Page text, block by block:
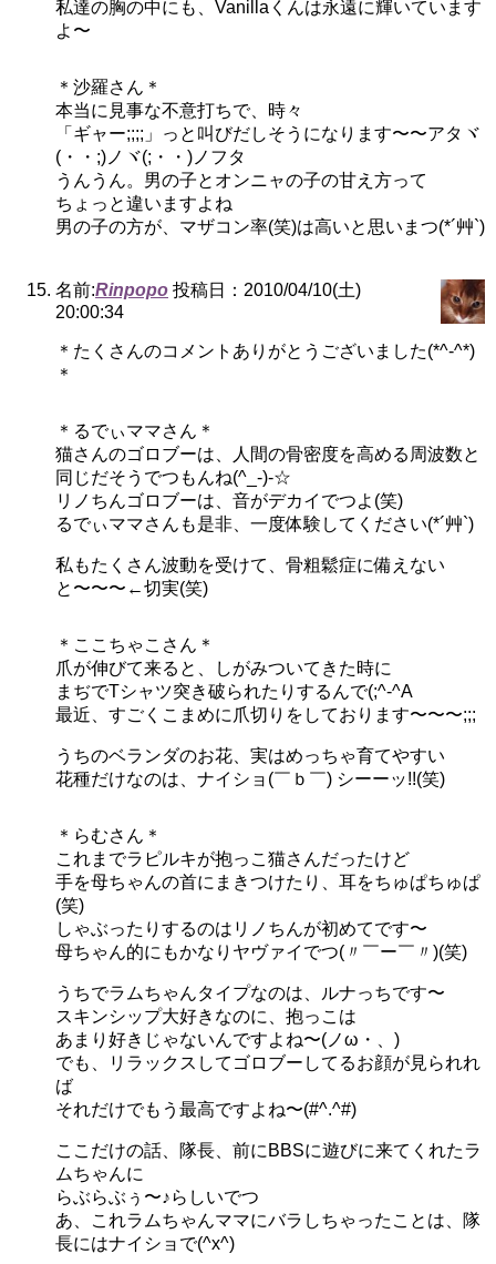
私達の胸の中にも、Vanillaくんは永遠に輝いています
よ〜
＊沙羅さん＊
本当に見事な不意打ちで、時々
「ギャー;;;;」っと叫びだしそうになります〜〜アタヾ
(・・;)ノヾ(;・・)ノフタ
うんうん。男の子とオンニャの子の甘え方って
ちょっと違いますよね
男の子の方が、マザコン率(笑)は高いと思いまつ(*´艸`)
名前:Rinpopo 投稿日：2010/04/10(土)
20:00:34
＊たくさんのコメントありがとうございました(*^-^*)
＊
＊るでぃママさん＊
猫さんのゴロブーは、人間の骨密度を高める周波数と
同じだそうでつもんね(^_-)-☆
リノちんゴロブーは、音がデカイでつよ(笑)
るでぃママさんも是非、一度体験してください(*´艸`)
私もたくさん波動を受けて、骨粗鬆症に備えない
と〜〜〜←切実(笑)
＊ここちゃこさん＊
爪が伸びて来ると、しがみついてきた時に
まぢでTシャツ突き破られたりするんで(;^-^A
最近、すごくこまめに爪切りをしております〜〜〜;;;
うちのベランダのお花、実はめっちゃ育てやすい
花種だけなのは、ナイショ(￣ｂ￣) シーーッ!!(笑)
＊らむさん＊
これまでラピルキが抱っこ猫さんだったけど
手を母ちゃんの首にまきつけたり、耳をちゅぱちゅぱ
(笑)
しゃぶったりするのはリノちんが初めてです〜
母ちゃん的にもかなりヤヴァイでつ(〃￣ー￣〃)(笑)
うちでラムちゃんタイプなのは、ルナっちです〜
スキンシップ大好きなのに、抱っこは
あまり好きじゃないんですよね〜(ノω・、)
でも、リラックスしてゴロブーしてるお顔が見られれ
ば
それだけでもう最高ですよね〜(#^.^#)
ここだけの話、隊長、前にBBSに遊びに来てくれたラ
ムちゃんに
らぶらぶぅ〜♪らしいでつ
あ、これラムちゃんママにバラしちゃったことは、隊
長にはナイショで(^x^)